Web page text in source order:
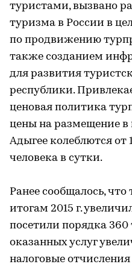
туристами, вызвано
туризма в России в
по продвижению
также созданием
для развития
республики.
ценовая политика
цены на размещение в
Адыгее колеблются от
человека в сутки.
Ранее сообщалось,
итогам 2015 г.
посетили порядка 360
оказанных услуг
налоговые